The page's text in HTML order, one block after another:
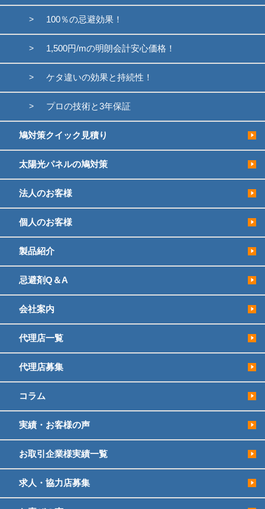
100％の忌避効果！
1,500円/mの明朗会計安心価格！
ケタ違いの効果と持続性！
プロの技術と3年保証
鳩対策クイック見積り
太陽光パネルの鳩対策
法人のお客様
個人のお客様
製品紹介
忌避剤Q＆A
会社案内
代理店一覧
代理店募集
コラム
実績・お客様の声
お取引企業様実績一覧
求人・協力店募集